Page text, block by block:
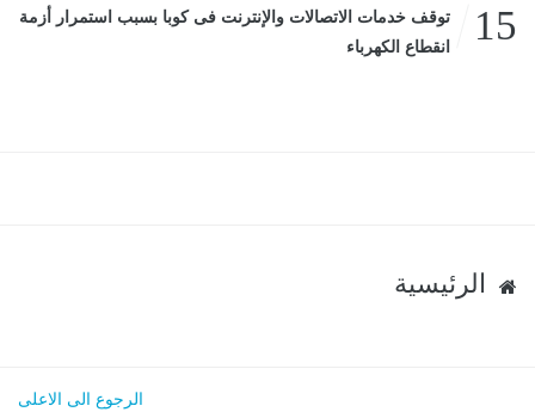
15
توقف خدمات الاتصالات والإنترنت فى كوبا بسبب استمرار أزمة
انقطاع الكهرباء
الرئيسية
الرجوع الى الاعلى